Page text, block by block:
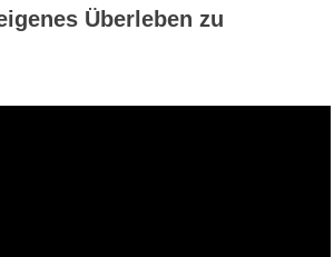
Überleben zu